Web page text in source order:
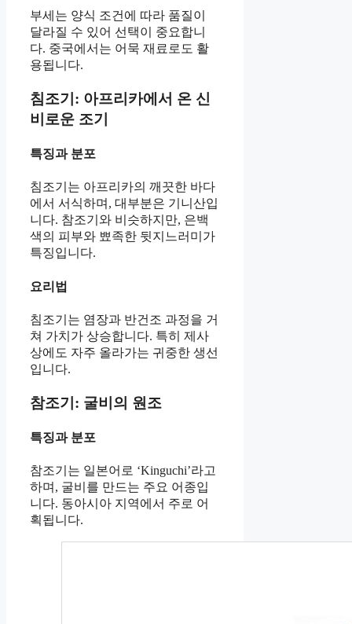
부세는 양식 조건에 따라 품질이
달라질 수 있어 선택이 중요합니
다. 중국에서는 어묵 재료로도 활
용됩니다.
침조기: 아프리카에서 온 신
비로운 조기
특징과 분포
침조기는 아프리카의 깨끗한 바다
에서 서식하며, 대부분은 기니산입
니다. 참조기와 비슷하지만, 은백
색의 피부와 뾰족한 뒷지느러미가
특징입니다.
요리법
침조기는 염장과 반건조 과정을 거
쳐 가치가 상승합니다. 특히 제사
상에도 자주 올라가는 귀중한 생선
입니다.
참조기: 굴비의 원조
특징과 분포
참조기는 일본어로 ‘Kinguchi’라고
하며, 굴비를 만드는 주요 어종입
니다. 동아시아 지역에서 주로 어
획됩니다.